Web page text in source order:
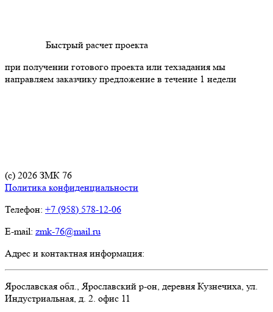
Быстрый расчет проекта
при получении готового проекта или техзадания мы
направляем заказчику предложение в течение 1 недели
(с) 2026 ЗМК 76
Политика конфиденциальности
Телефон: +7 (958) 578-12-06
E-mail: zmk-76@mail.ru
Адрес и контактная информация:
Ярославская обл., Ярославский р-он, деревня Кузнечиха, ул.
Индустриальная, д. 2. офис 11